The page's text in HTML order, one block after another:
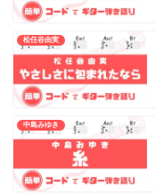
松任谷由実
中島みゆき